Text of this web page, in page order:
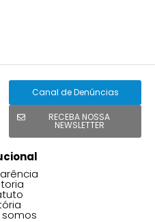
Canal de Denúncias
RECEBA NOSSA
NEWSLETTER